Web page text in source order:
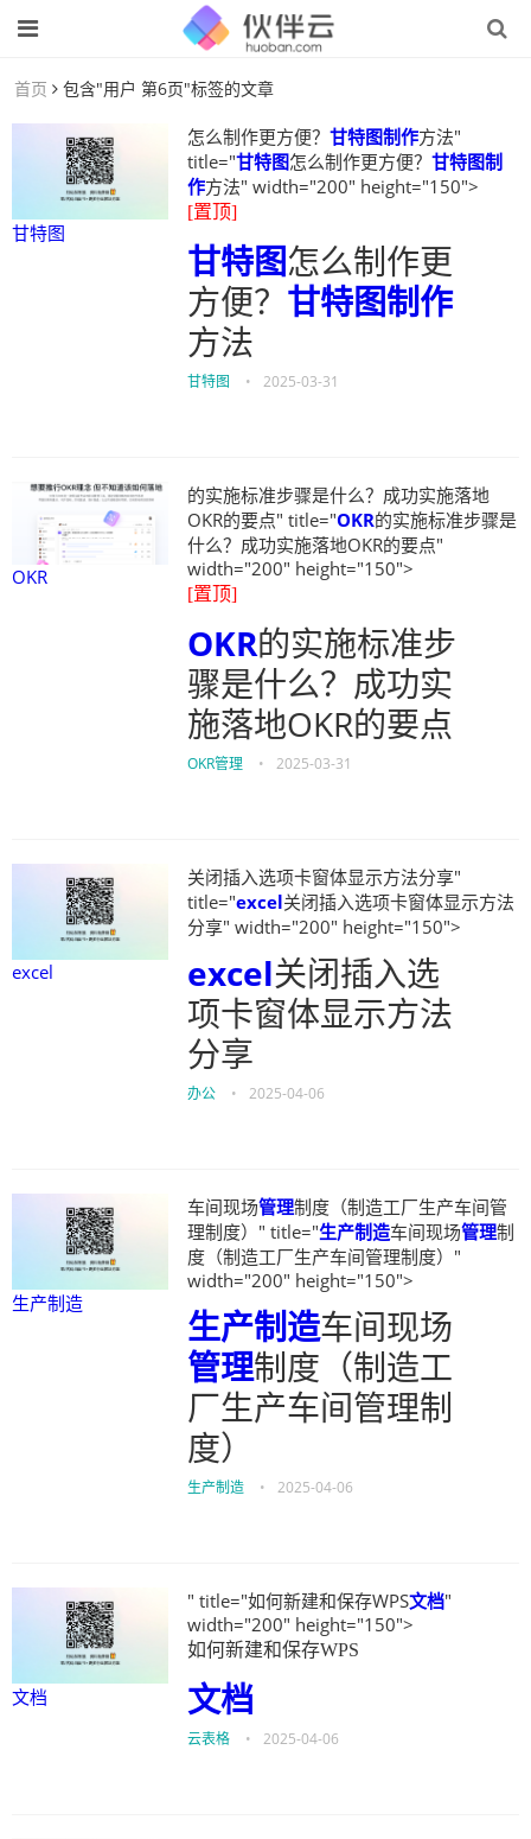
首页 包含"用户 第6页"标签的文章
甘特图
怎么制作更方便？ 甘特图制作方法"
title="甘特图怎么制作更方便？ 甘特图制
作方法" width="200" height="150">
[置顶]
甘特图怎么制作更
方便？ 甘特图制作
方法
甘特图 • 2025-03-31
OKR
的实施标准步骤是什么？成功实施落地
OKR的要点" title="OKR的实施标准步骤是
什么？成功实施落地OKR的要点"
width="200" height="150">
[置顶]
OKR的实施标准步
骤是什么？成功实
施落地OKR的要点
OKR管理 • 2025-03-31
excel
关闭插入选项卡窗体显示方法分享"
title="excel关闭插入选项卡窗体显示方法
分享" width="200" height="150">
excel关闭插入选
项卡窗体显示方法
分享
办公 • 2025-04-06
生产制造
车间现场管理制度（制造工厂生产车间管
理制度）" title="生产制造车间现场管理制
度（制造工厂生产车间管理制度）"
width="200" height="150">
生产制造车间现场
管理制度（制造工
厂生产车间管理制
度）
生产制造 • 2025-04-06
文档
" title="如何新建和保存WPS文档"
width="200" height="150">
如何新建和保存WPS
文档
云表格 • 2025-04-06